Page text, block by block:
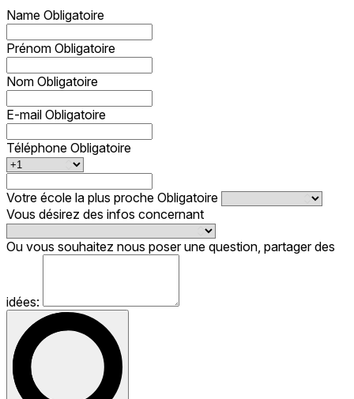
Name Obligatoire
Prénom Obligatoire
Nom Obligatoire
E-mail Obligatoire
Téléphone Obligatoire
Votre école la plus proche Obligatoire
Vous désirez des infos concernant
Ou vous souhaitez nous poser une question, partager des
idées: